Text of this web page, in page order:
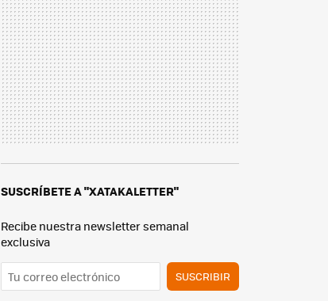
SUSCRÍBETE A "XATAKALETTER"
Recibe nuestra newsletter semanal
exclusiva
SUSCRIBIR